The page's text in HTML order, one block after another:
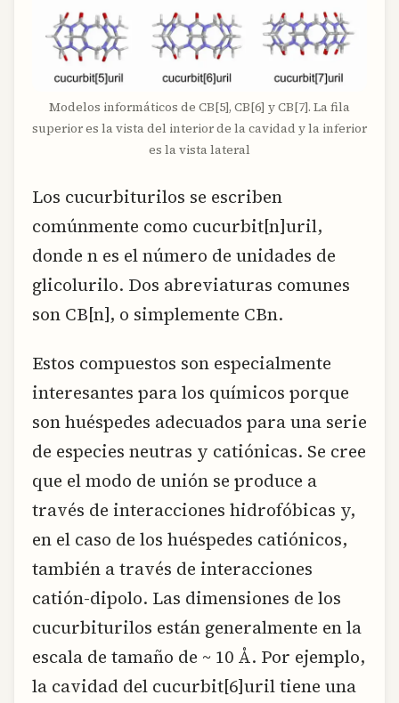
Modelos informáticos de CB[5], CB[6] y CB[7]. La fila
superior es la vista del interior de la cavidad y la inferior
es la vista lateral
Los cucurbiturilos se escriben
comúnmente como cucurbit[n]uril,
donde n es el número de unidades de
glicolurilo. Dos abreviaturas comunes
son CB[n], o simplemente CBn.
Estos compuestos son especialmente
interesantes para los químicos porque
son huéspedes adecuados para una serie
de especies neutras y catiónicas. Se cree
que el modo de unión se produce a
través de interacciones hidrofóbicas y,
en el caso de los huéspedes catiónicos,
también a través de interacciones
catión-dipolo. Las dimensiones de los
cucurbiturilos están generalmente en la
escala de tamaño de ~ 10 Å. Por ejemplo,
la cavidad del cucurbit[6]uril tiene una